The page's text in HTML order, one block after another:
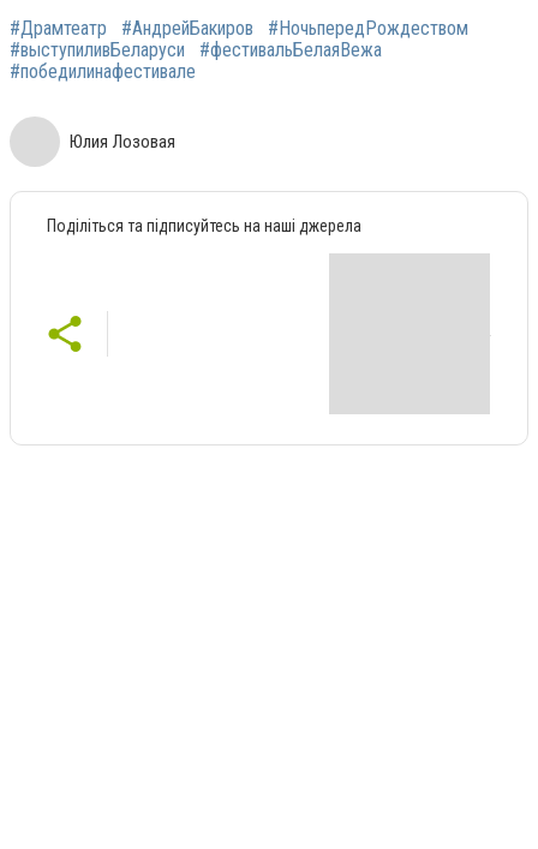
#Драмтеатр #АндрейБакиров
#НочьпередРождеством
#выступиливБеларуси
#фестивальБелаяВежа
#победилинафестивале
Юлия Лозовая
Поділіться та підписуйтесь на наші джерела